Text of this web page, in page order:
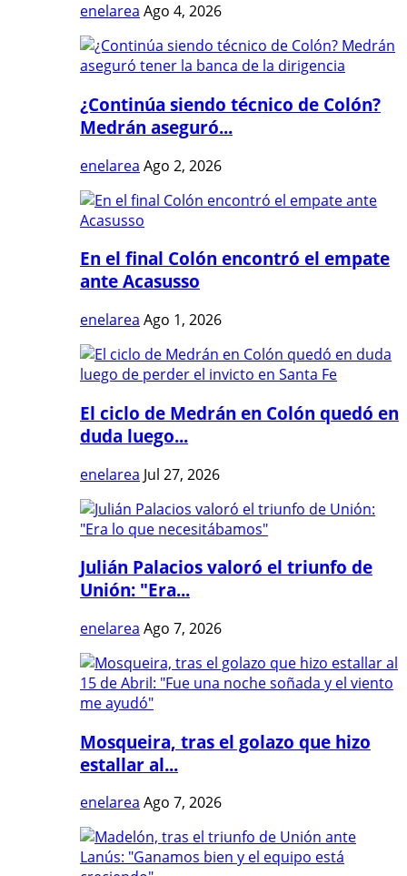
enelarea Ago 4, 2026
¿Continúa siendo técnico de Colón?
Medrán aseguró...
enelarea Ago 2, 2026
En el final Colón encontró el empate
ante Acasusso
enelarea Ago 1, 2026
El ciclo de Medrán en Colón quedó en
duda luego...
enelarea Jul 27, 2026
Julián Palacios valoró el triunfo de
Unión: "Era...
enelarea Ago 7, 2026
Mosqueira, tras el golazo que hizo
estallar al...
enelarea Ago 7, 2026